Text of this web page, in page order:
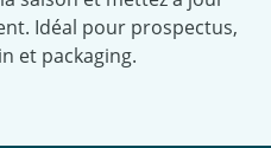
Idéal pour prospectus,
et packaging.